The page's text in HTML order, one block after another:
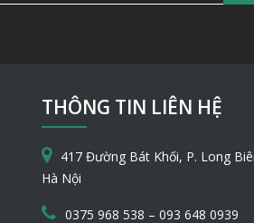
THÔNG TIN LIÊN HỆ
417 Đường Bát Khối, P. Long
Hà Nội
0375 968 538 – 093 648 0939